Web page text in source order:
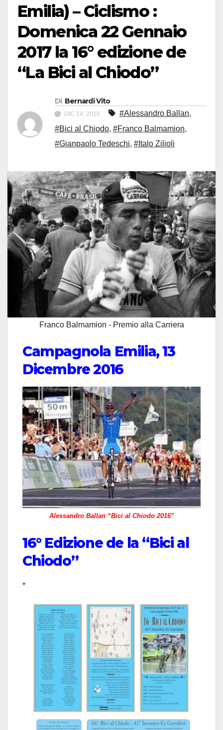
Emilia) – Ciclismo :
Domenica 22 Gennaio
2017 la 16° edizione de
“La Bici al Chiodo”
Di Bernardi Vito
DIC 14, 2016 #Alessandro Ballan,
#Bici al Chiodo, #Franco Balmamion,
#Gianpaolo Tedeschi, #Italo Zilioli
Franco Balmamion - Premio alla Carriera
Campagnola Emilia, 13
Dicembre 2016
Alessandro Ballan “Bici al Chiodo 2016”
16° Edizione de la “Bici al
Chiodo”
*